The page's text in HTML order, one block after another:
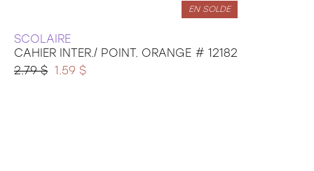
EN SOLDE
SCOLAIRE
CAHIER INTER./ POINT. ORANGE # 12182
2.79 $ 1.59 $